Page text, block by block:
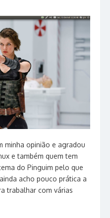
minha opinião e agradou
e também quem tem
do Pinguim pelo que
acho pouco prática a
trabalhar com várias